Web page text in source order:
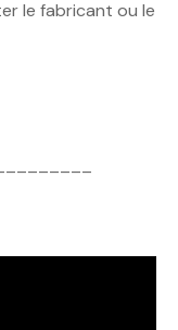
le fabricant ou le